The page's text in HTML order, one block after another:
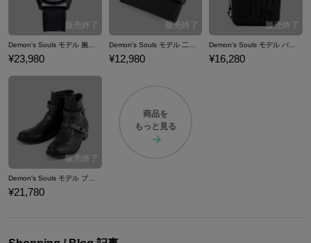
¥23,980 ¥12,980 ¥16,280
Demon's Souls モデル ブーツ デモンズソウル
¥21,780
商品を
もっと見る